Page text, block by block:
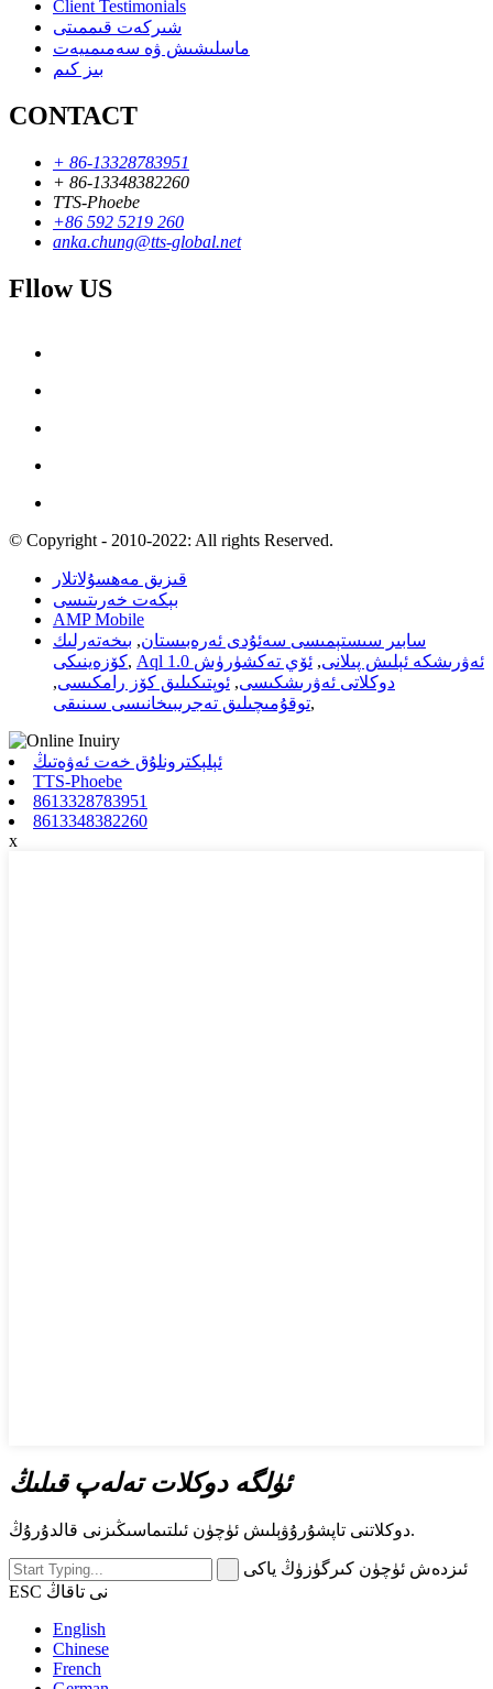
Client Testimonials
شىركەت قىممىتى
ماسلىشىش ۋە سەمىمىيەت
بىز كىم
CONTACT
+ 86-13328783951
+ 86-13348382260
TTS-Phoebe
+86 592 5219 260
anka.chung@tts-global.net
Fllow US
© Copyright - 2010-2022: All rights Reserved.
قىزىق مەھسۇلاتلار
بېكەت خەرىتىسى
AMP Mobile
سابىر سىستېمىسى سەئۇدى ئەرەبىستان, بىخەتەرلىك
كۆزەينىكى, Aql 1.0 ئەۋرىشكە ئېلىش پىلانى, ئۆي تەكشۈرۈش
دوكلاتى ئەۋرىشكىسى, ئوپتىكىلىق كۆز رامكىسى,
توقۇمىچىلىق تەجرىبىخانىسى سىنىقى,
ئېلېكترونلۇق خەت ئەۋەتىڭ
TTS-Phoebe
8613328783951
8613348382260
x
ئۈلگە دوكلات تەلەپ قىلىڭ
دوكلاتنى تاپشۇرۇۋېلىش ئۈچۈن ئىلتىماسىڭىزنى قالدۇرۇڭ.
ئىزدەش ئۈچۈن كىرگۈزۈڭ ياكى
ESC نى تاقاڭ
English
Chinese
French